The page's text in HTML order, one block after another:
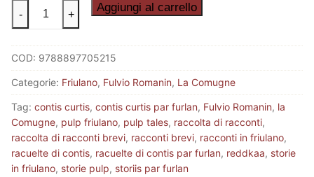
STAGIONE
MUTA
-
More
pulp
tales
quantità
- + Aggiungi al carrello
COD: 9788897705215
Categorie: Friulano, Fulvio Romanin, La Comugne
Tag: contis curtis, contis curtis par furlan, Fulvio Romanin, la
Comugne, pulp friulano, pulp tales, raccolta di racconti,
raccolta di racconti brevi, racconti brevi, racconti in friulano,
racuelte di contis, racuelte di contis par furlan, reddkaa, storie
in friulano, storie pulp, storiis par furlan